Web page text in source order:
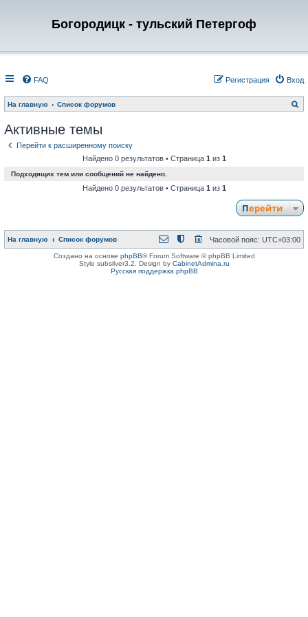
Богородицк - тульский Петергоф
FAQ Вход
Регистрация
На главную Список форумов
о
Активные темы
Перейти к расширенному поиску
Найдено 0 результатов • Страница 1 из 1
Подходящих тем или сообщений не найдено.
Найдено 0 результатов • Страница 1 из 1
Перейти
На главную Список форумов Часовой пояс: UTC+03:00
Создано на основе phpBB® Forum Software © phpBB Limited
Style subsilver3.2. Design by CabinetAdmina.ru
Русская поддержка phpBB